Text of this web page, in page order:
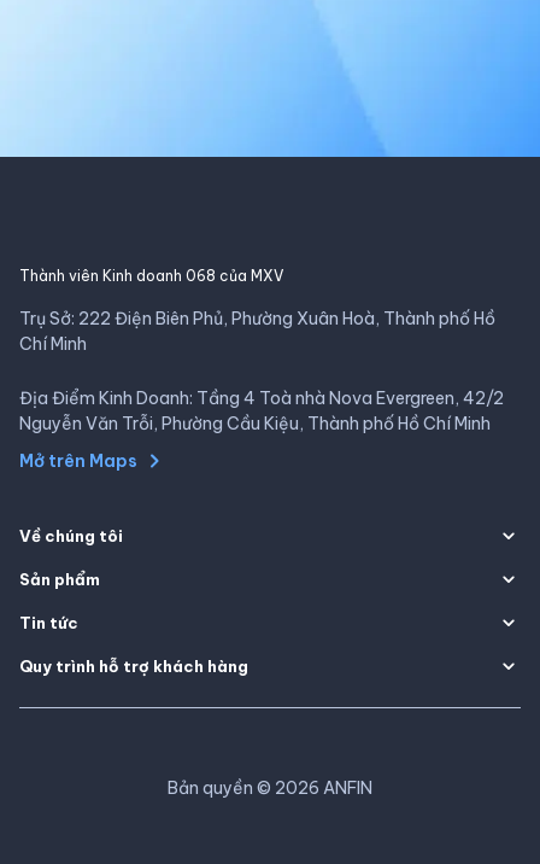
Thành viên Kinh doanh 068 của MXV
Trụ Sở: 222 Điện Biên Phủ, Phường Xuân Hoà, Thành phố Hồ
Chí Minh
Địa Điểm Kinh Doanh: Tầng 4 Toà nhà Nova Evergreen, 42/2
Nguyễn Văn Trỗi, Phường Cầu Kiệu, Thành phố Hồ Chí Minh
Mở trên Maps
Về chúng tôi
Sản phẩm
Tin tức
Quy trình hỗ trợ khách hàng
Bản quyền © 2026 ANFIN